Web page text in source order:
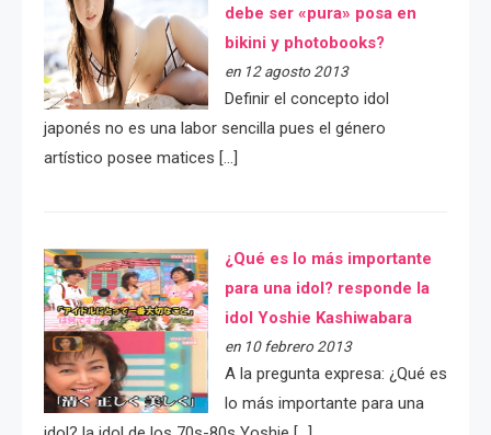
debe ser «pura» posa en
bikini y photobooks?
en 12 agosto 2013
Definir el concepto idol
japonés no es una labor sencilla pues el género
artístico posee matices […]
¿Qué es lo más importante
para una idol? responde la
idol Yoshie Kashiwabara
en 10 febrero 2013
A la pregunta expresa: ¿Qué es
lo más importante para una